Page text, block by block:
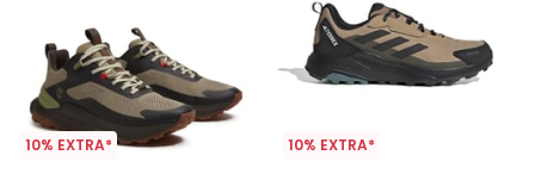
10% EXTRA* 10% EXTRA*